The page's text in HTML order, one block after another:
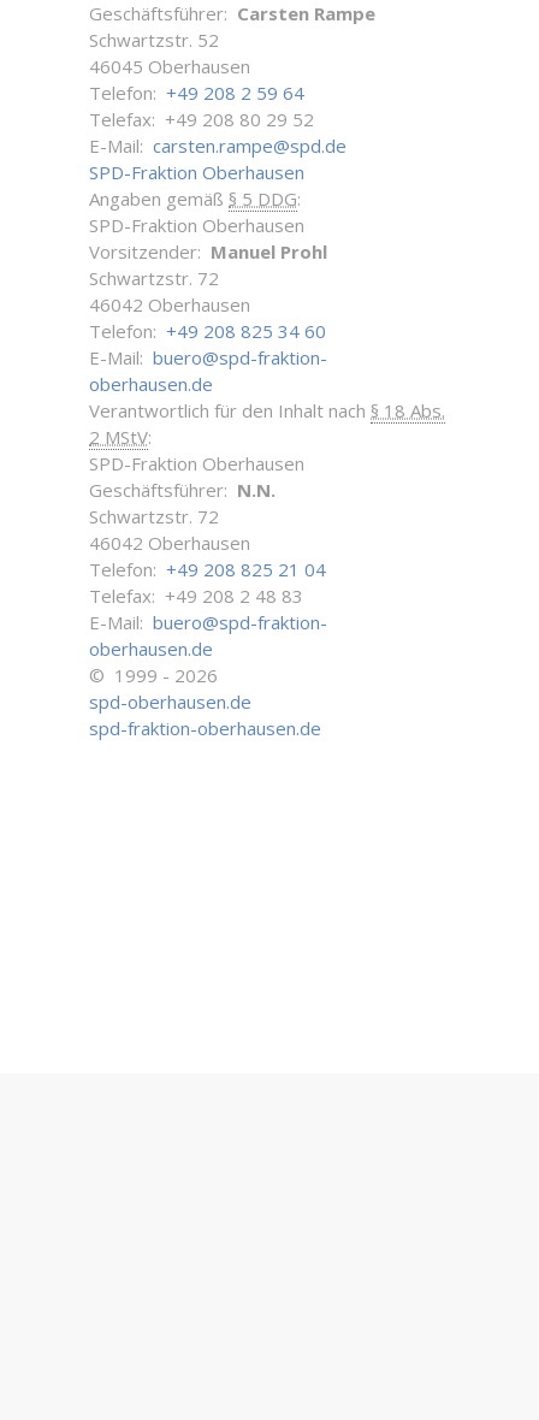
Geschäftsführer: Carsten Rampe
Schwartzstr. 52
46045 Oberhausen
Telefon: +49 208 2 59 64
Telefax: +49 208 80 29 52
E-Mail: carsten.rampe@spd.de
SPD-Fraktion Oberhausen
Angaben gemäß § 5 DDG:
SPD-Fraktion Oberhausen
Vorsitzender: Manuel Prohl
Schwartzstr. 72
46042 Oberhausen
Telefon: +49 208 825 34 60
E-Mail: buero@spd-fraktion-
oberhausen.de
Verantwortlich für den Inhalt nach § 18 Abs.
2 MStV:
SPD-Fraktion Oberhausen
Geschäftsführer: N.N.
Schwartzstr. 72
46042 Oberhausen
Telefon: +49 208 825 21 04
Telefax: +49 208 2 48 83
E-Mail: buero@spd-fraktion-
oberhausen.de
© 1999 - 2026
spd-oberhausen.de
spd-fraktion-oberhausen.de